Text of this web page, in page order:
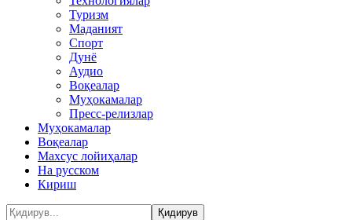
Туризм
Маданият
Спорт
Дунё
Аудио
Воқеалар
Муҳокамалар
Пресс-релизлар
Муҳокамалар
Воқеалар
Махсус лойиҳалар
На русском
Кириш